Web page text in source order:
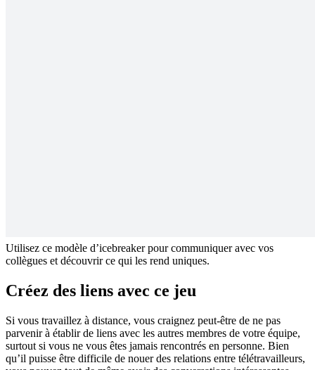
Utilisez ce modèle d’icebreaker pour communiquer avec vos
collègues et découvrir ce qui les rend uniques.
Créez des liens avec ce jeu
Si vous travaillez à distance, vous craignez peut-être de ne pas
parvenir à établir de liens avec les autres membres de votre équipe,
surtout si vous ne vous êtes jamais rencontrés en personne. Bien
qu’il puisse être difficile de nouer des relations entre télétravailleurs,